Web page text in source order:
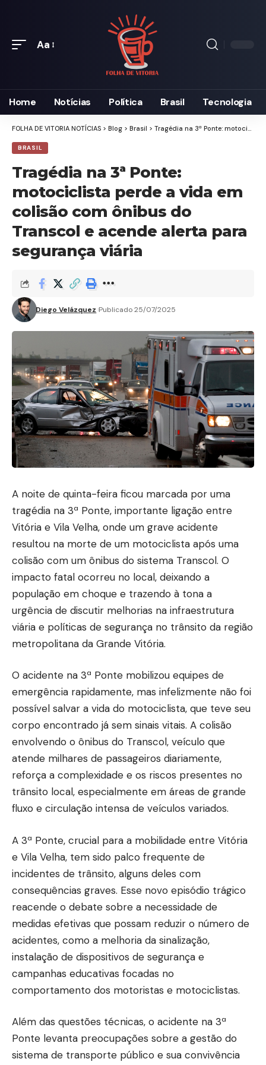
Font
Aa
Home Notícias Política Brasil Tecnologia
FOLHA DE VITORIA NOTÍCIAS > Blog > Brasil > Tragédia na 3ª Ponte: motociclista perde a vida em colisão com ônibus do Transcol e acende alerta para segurança viária
BRASIL
Tragédia na 3ª Ponte:
motociclista perde a vida em
colisão com ônibus do
Transcol e acende alerta para
segurança viária
Diego Velázquez Publicado 25/07/2025
A noite de quinta-feira ficou marcada por uma
tragédia na 3ª Ponte, importante ligação entre
Vitória e Vila Velha, onde um grave acidente
resultou na morte de um motociclista após uma
colisão com um ônibus do sistema Transcol. O
impacto fatal ocorreu no local, deixando a
população em choque e trazendo à tona a
urgência de discutir melhorias na infraestrutura
viária e políticas de segurança no trânsito da região
metropolitana da Grande Vitória.
O acidente na 3ª Ponte mobilizou equipes de
emergência rapidamente, mas infelizmente não foi
possível salvar a vida do motociclista, que teve seu
corpo encontrado já sem sinais vitais. A colisão
envolvendo o ônibus do Transcol, veículo que
atende milhares de passageiros diariamente,
reforça a complexidade e os riscos presentes no
trânsito local, especialmente em áreas de grande
fluxo e circulação intensa de veículos variados.
A 3ª Ponte, crucial para a mobilidade entre Vitória
e Vila Velha, tem sido palco frequente de
incidentes de trânsito, alguns deles com
consequências graves. Esse novo episódio trágico
reacende o debate sobre a necessidade de
medidas efetivas que possam reduzir o número de
acidentes, como a melhoria da sinalização,
instalação de dispositivos de segurança e
campanhas educativas focadas no
comportamento dos motoristas e motociclistas.
Além das questões técnicas, o acidente na 3ª
Ponte levanta preocupações sobre a gestão do
sistema de transporte público e sua convivência